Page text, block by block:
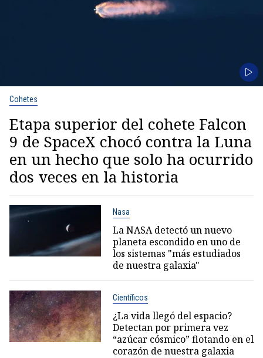
Cohetes
Etapa superior del cohete Falcon
9 de SpaceX chocó contra la Luna
en un hecho que solo ha ocurrido
dos veces en la historia
Nasa
La NASA detectó un nuevo
planeta escondido en uno de
los sistemas "más estudiados
de nuestra galaxia"
Científicos
¿La vida llegó del espacio?
Detectan por primera vez
“azúcar cósmico” flotando en el
corazón de nuestra galaxia